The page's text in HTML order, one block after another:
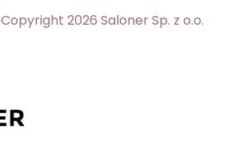
Copyright 2026 Saloner Sp. z o.o.